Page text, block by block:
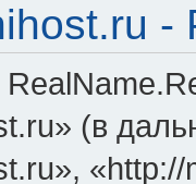
-
(в